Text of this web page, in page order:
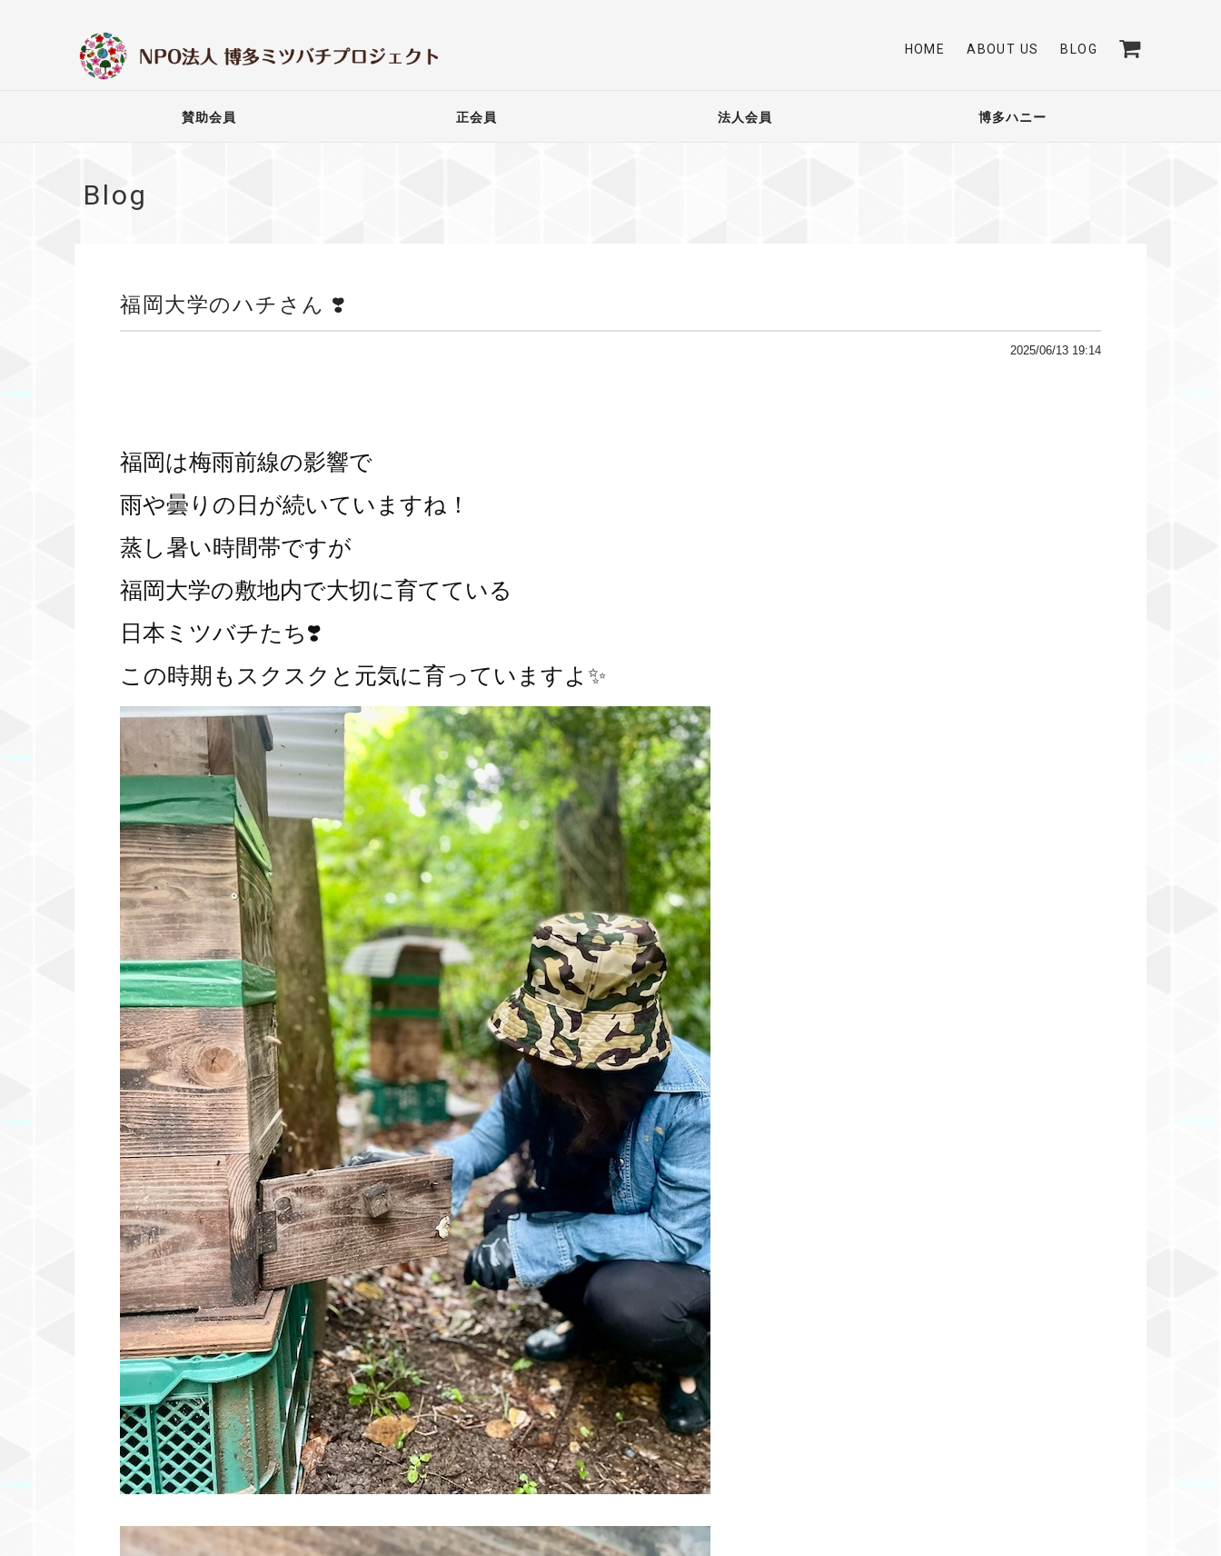
HOME ABOUT US BLOG
賛助会員 正会員 法人会員 博多ハニー
Blog
福岡大学のハチさん ❣️
2025/06/13 19:14
福岡は梅雨前線の影響で
雨や曇りの日が続いていますね！
蒸し暑い時間帯ですが
福岡大学の敷地内で大切に育てている
日本ミツバチたち❣️
この時期もスクスクと元気に育っていますよ✨